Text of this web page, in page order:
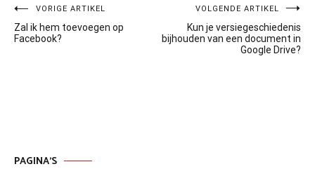
Bericht
navigatie
VORIGE ARTIKEL
Zal ik hem toevoegen op
Facebook?
VOLGENDE ARTIKEL
Kun je versiegeschiedenis
bijhouden van een document in
Google Drive?
PAGINA’S